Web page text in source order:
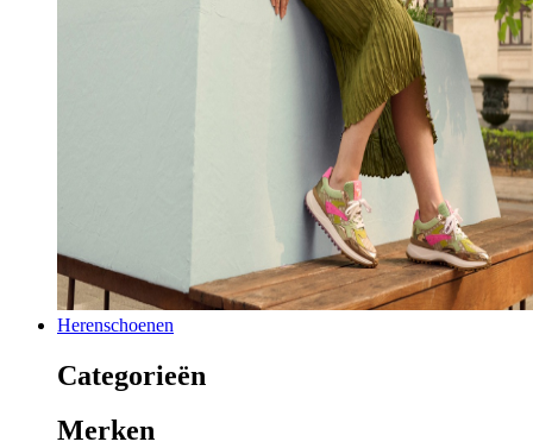
Herenschoenen
Categorieën
Merken